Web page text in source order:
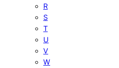
R
S
T
U
V
W